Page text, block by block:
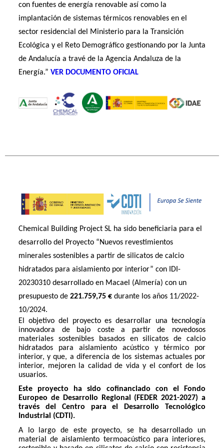
con fuentes de energía renovable así como la
implantación de sistemas térmicos renovables en el
sector residencial del Ministerio para la Transición
Ecológica y el Reto Demográfico gestionando por la Junta
de Andalucía a travé de la Agencia Andaluza de la
Energía.” VER DOCUMENTO OFICIAL
Chemical Building Project SL ha sido beneficiaria para el
desarrollo del Proyecto “Nuevos revestimientos
minerales sostenibles a partir de silicatos de calcio
hidratados para aislamiento por interior” con IDI-
20230310 desarrollado en Macael (Almería) con un
presupuesto de 221.759,75 € durante los años 11/2022-
10/2024.
El objetivo del proyecto es desarrollar una tecnología
innovadora de bajo coste a partir de novedosos
materiales sostenibles basados en silicatos de calcio
hidratados para aislamiento acústico y térmico por
interior, y que, a diferencia de los sistemas actuales por
interior, mejoren la calidad de vida y el confort de los
usuarios.
Este proyecto ha sido cofinanciado con el Fondo
Europeo de Desarrollo Regional (FEDER 2021-2027) a
través del Centro para el Desarrollo Tecnológico
Industrial (CDTI).
A lo largo de este proyecto, se ha desarrollado un
material de aislamiento termoacústico para interiores,